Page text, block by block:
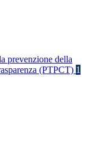
prevenzione della
(PTPCT) 1